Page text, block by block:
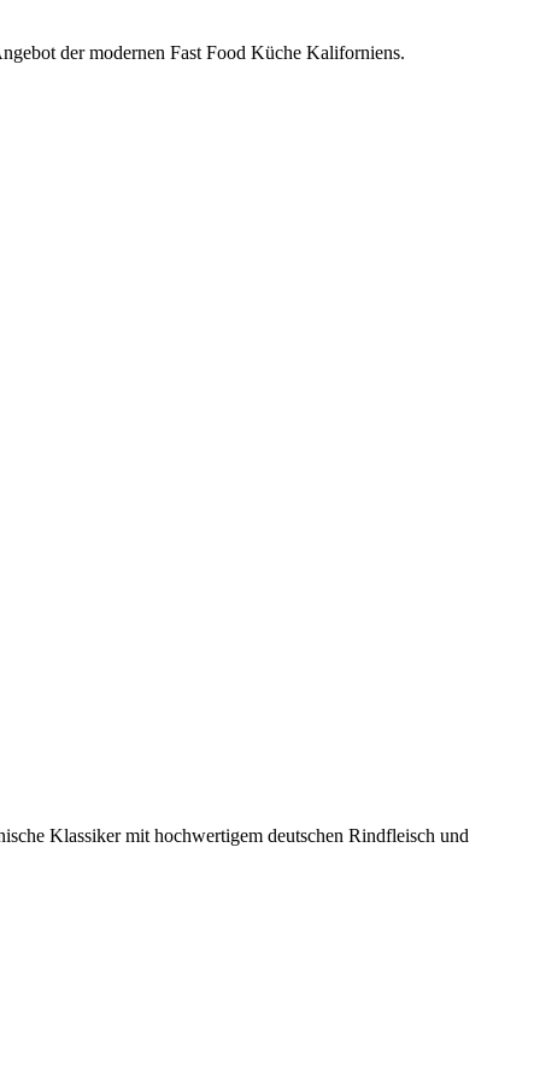
der modernen Fast Food Küche Kaliforniens.
Klassiker mit hochwertigem deutschen Rindfleisch und